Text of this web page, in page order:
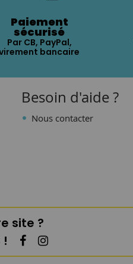
Paiement
sécurisé
Par CB, PayPal,
bancaire
Besoin d'aide ?
Nous contacter
site ?
!